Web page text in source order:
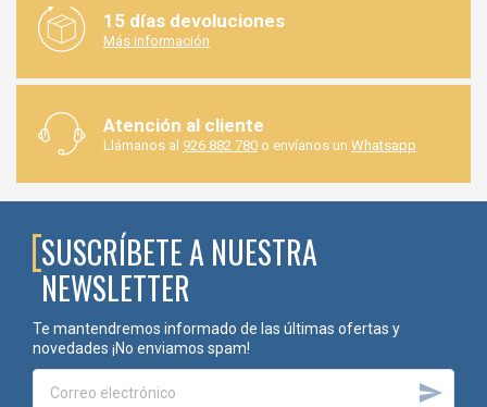
15 días devoluciones
Más información
Atención al cliente
Llámanos al 926 882 780 o envíanos un Whatsapp
SUSCRÍBETE A NUESTRA
NEWSLETTER
Te mantendremos informado de las últimas ofertas y
novedades ¡No enviamos spam!
